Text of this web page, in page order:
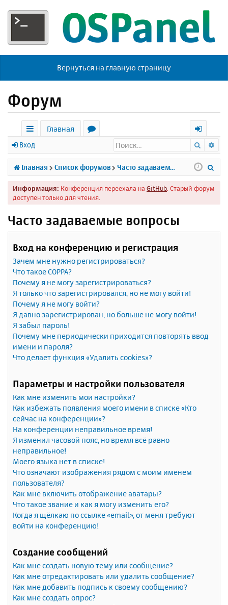
Вернуться на главную страницу
Форум
с
ы
л
к
Главная
р
у
м
х
о
д
Вход Поиск
Главная Список форумов Часто задаваемые вопросы
Информация: Конференция переехала на GitHub . Старый форум
доступен только для чтения.
Часто задаваемые вопросы
Вход на конференцию и регистрация
Зачем мне нужно регистрироваться?
Что такое COPPA?
Почему я не могу зарегистрироваться?
Я только что зарегистрировался, но не могу войти!
Почему я не могу войти?
Я давно зарегистрирован, но больше не могу войти!
Я забыл пароль!
Почему мне периодически приходится повторять ввод
имени и пароля?
Что делает функция «Удалить cookies»?
Параметры и настройки пользователя
Как мне изменить мои настройки?
Как избежать появления моего имени в списке «Кто
сейчас на конференции»?
На конференции неправильное время!
Я изменил часовой пояс, но время всё равно
неправильное!
Моего языка нет в списке!
Что означают изображения рядом с моим именем
пользователя?
Как мне включить отображение аватары?
Что такое звание и как я могу изменить его?
Когда я щёлкаю по ссылке «email», от меня требуют
войти на конференцию!
Создание сообщений
Как мне создать новую тему или сообщение?
Как мне отредактировать или удалить сообщение?
Как мне добавить подпись к своему сообщению?
Как мне создать опрос?